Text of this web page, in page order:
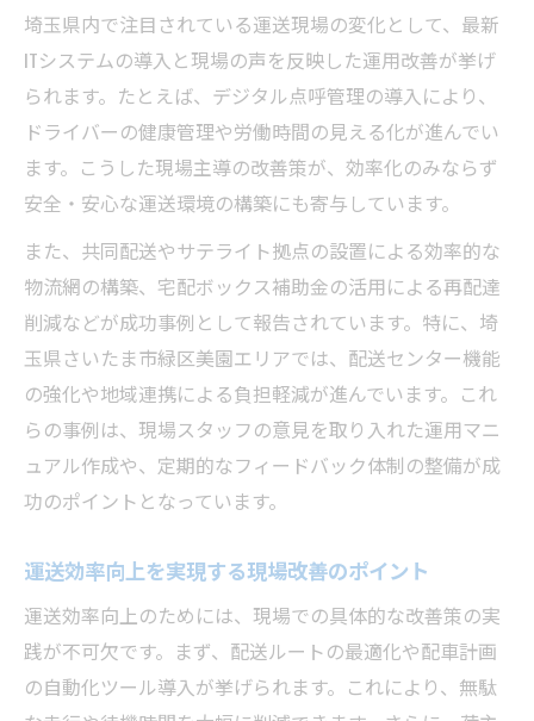
低減
埼玉県が推進する運送現場の負担軽減策を
解説
運送時間短縮が生むドライバー満足度向上
の理由
効率化施策により実現する運送現場の働き
方改革
運送業における負担軽減の具体的なノウハ
ウ集
現場事例に学ぶ埼玉県の運送効率革命
埼玉県発の現場事例で学ぶ運送効率革命の
実際
運送時間短縮に成功した現場の工夫とポイ
ント
運送業が実践した効率化事例とその成果を
現場最前線で進む運送効率化の取り組みを
運送の現場で生まれた効率革命のリアルな
埼玉県内で注目されている運送現場の変化として、最新
ITシステムの導入と現場の声を反映した運用改善が挙げ
られます。たとえば、デジタル点呼管理の導入により、
ドライバーの健康管理や労働時間の見える化が進んでい
ます。こうした現場主導の改善策が、効率化のみならず
安全・安心な運送環境の構築にも寄与しています。
また、共同配送やサテライト拠点の設置による効率的な
物流網の構築、宅配ボックス補助金の活用による再配達
削減などが成功事例として報告されています。特に、埼
玉県さいたま市緑区美園エリアでは、配送センター機能
の強化や地域連携による負担軽減が進んでいます。これ
らの事例は、現場スタッフの意見を取り入れた運用マニ
ュアル作成や、定期的なフィードバック体制の整備が成
功のポイントとなっています。
運送効率向上を実現する現場改善のポイント
運送効率向上のためには、現場での具体的な改善策の実
践が不可欠です。まず、配送ルートの最適化や配車計画
の自動化ツール導入が挙げられます。これにより、無駄